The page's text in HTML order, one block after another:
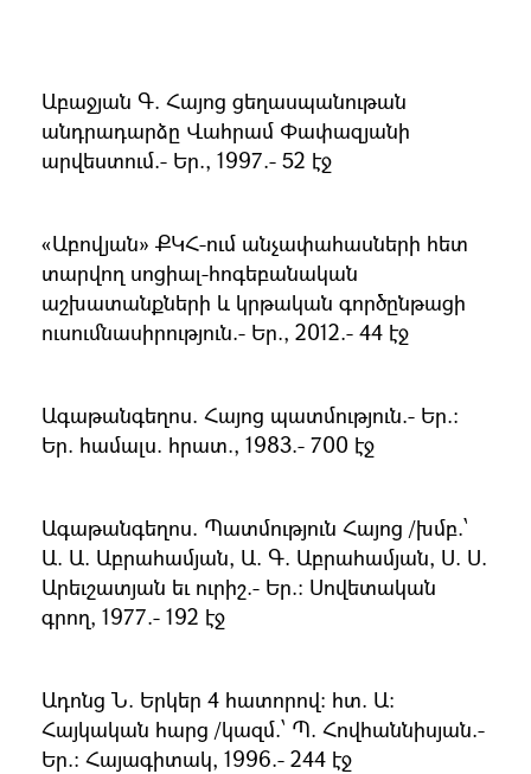
Աբաջյան Գ. Հայոց ցեղասպանութան
անդրադարձը Վահրամ Փափազյանի
արվեստում.- Եր., 1997.- 52 էջ
«Աբովյան» ՔԿՀ-ում անչափահասների հետ
տարվող սոցիալ-հոգեբանական
աշխատանքների և կրթական գործընթացի
ուսումնասիրություն.- Եր., 2012.- 44 էջ
Ագաթանգեղոս. Հայոց պատմություն.- Եր.։
Եր. համալս. հրատ., 1983.- 700 էջ
Ագաթանգեղոս. Պատմություն Հայոց /խմբ.՝
Ա. Ա. Աբրահամյան, Ա. Գ. Աբրահամյան, Ս. Ս.
Արեւշատյան եւ ուրիշ.- Եր.։ Սովետական
գրող, 1977.- 192 էջ
Ադոնց Ն. Երկեր 4 հատորով։ հտ. Ա։
Հայկական հարց /կազմ.՝ Պ. Հովհաննիսյան.-
Եր.։ Հայագիտակ, 1996.- 244 էջ